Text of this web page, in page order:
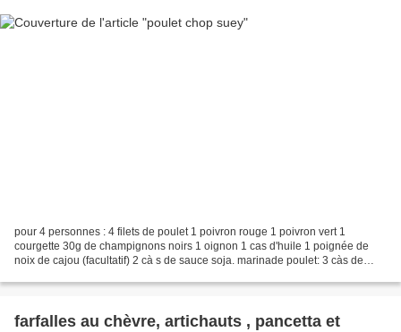
pour 4 personnes : 4 filets de poulet 1 poivron rouge 1 poivron vert 1
courgette 30g de champignons noirs 1 oignon 1 cas d'huile 1 poignée de
noix de cajou (facultatif) 2 cà s de sauce soja. marinade poulet: 3 càs de
farfalles au chèvre, artichauts , pancetta et